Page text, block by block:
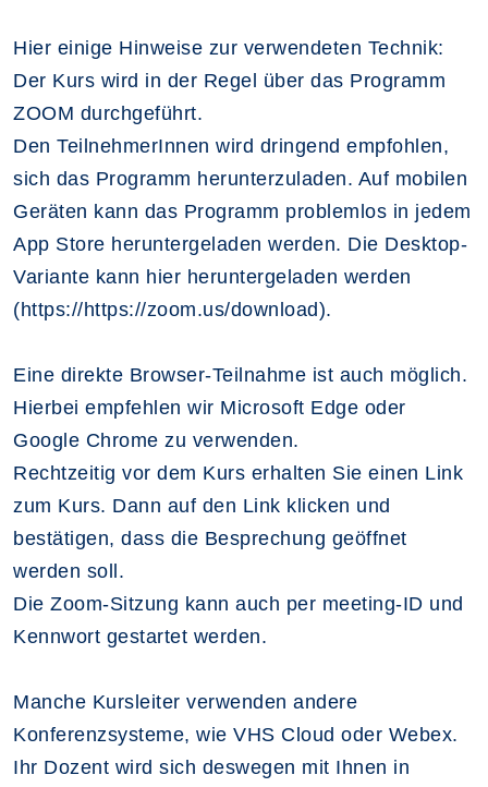
Hier einige Hinweise zur verwendeten Technik:
Der Kurs wird in der Regel über das Programm
ZOOM durchgeführt.
Den TeilnehmerInnen wird dringend empfohlen,
sich das Programm herunterzuladen. Auf mobilen
Geräten kann das Programm problemlos in jedem
App Store heruntergeladen werden. Die Desktop-
Variante kann hier heruntergeladen werden
(https://https://zoom.us/download).
Eine direkte Browser-Teilnahme ist auch möglich.
Hierbei empfehlen wir Microsoft Edge oder
Google Chrome zu verwenden.
Rechtzeitig vor dem Kurs erhalten Sie einen Link
zum Kurs. Dann auf den Link klicken und
bestätigen, dass die Besprechung geöffnet
werden soll.
Die Zoom-Sitzung kann auch per meeting-ID und
Kennwort gestartet werden.
Manche Kursleiter verwenden andere
Konferenzsysteme, wie VHS Cloud oder Webex.
Ihr Dozent wird sich deswegen mit Ihnen in